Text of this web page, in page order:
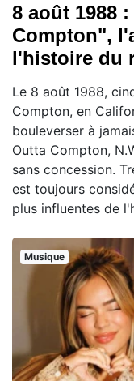
8 août 1988
Compton",
l'histoire du
Le 8 août 1988,
Compton, en
bouleverser à
Outta Compton,
sans concession.
est toujours
plus influentes de
Musique